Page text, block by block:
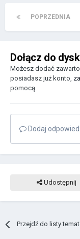
POPRZEDNIA
Dołącz do
Możesz dodać
posiadasz już konto,
pomocą.
Dodaj
Udostępnij
Przejdź do listy